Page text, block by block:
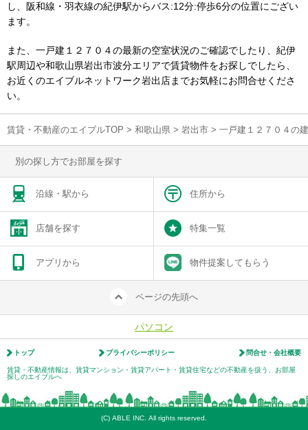
し、阪和線・羽衣線の紀伊駅からバス:12分:停歩6分の位置にござい
ます。
また、一戸建１２７０４の最新の空室状況のご確認でしたり、紀伊
駅周辺や和歌山県岩出市波分エリアで賃貸物件をお探しでしたら、
お近くのエイブルネットワーク岩出店までお気軽にお問合せくださ
い。
賃貸・不動産のエイブルTOP > 和歌山県 > 岩出市 > 一戸建１２７０４の
別の探し方でお部屋を探す
沿線・駅から 住所から
店舗を探す 特集一覧
アプリから 物件提案してもらう
ページの先頭へ
パソコン
トップ プライバシーポリシー 問合せ・会社概要
賃貸・不動産情報は、賃貸マンション・賃貸アパート・賃貸住宅などの不動産を扱う、お部屋
探しのエイブルへ
(C) ABLE INC. All rights reserved.